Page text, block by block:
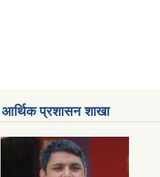
आर्थिक प्रशासन शाखा